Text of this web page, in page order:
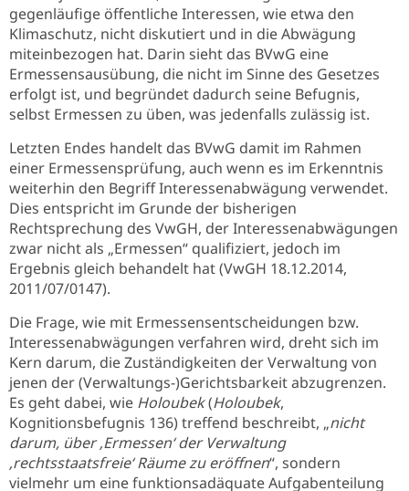
gegenläufige öffentliche Interessen, wie etwa den
Klimaschutz, nicht diskutiert und in die Abwägung
miteinbezogen hat. Darin sieht das BVwG eine
Ermessensausübung, die nicht im Sinne des Gesetzes
erfolgt ist, und begründet dadurch seine Befugnis,
selbst Ermessen zu üben, was jedenfalls zulässig ist.
Letzten Endes handelt das BVwG damit im Rahmen
einer Ermessensprüfung, auch wenn es im Erkenntnis
weiterhin den Begriff Interessenabwägung verwendet.
Dies entspricht im Grunde der bisherigen
Rechtsprechung des VwGH, der Interessenabwägungen
zwar nicht als „Ermessen“ qualifiziert, jedoch im
Ergebnis gleich behandelt hat (VwGH 18.12.2014,
2011/07/0147).
Die Frage, wie mit Ermessensentscheidungen bzw.
Interessenabwägungen verfahren wird, dreht sich im
Kern darum, die Zuständigkeiten der Verwaltung von
jenen der (Verwaltungs-)Gerichtsbarkeit abzugrenzen.
Es geht dabei, wie Holoubek(Holoubek,
Kognitionsbefugnis 136) treffend beschreibt, „nicht
darum, über‚Ermessen‘der Verwaltung
‚rechtsstaatsfreie‘Räume zu eröffnen“, sondern
vielmehr um eine funktionsadäquate Aufgabenteilung